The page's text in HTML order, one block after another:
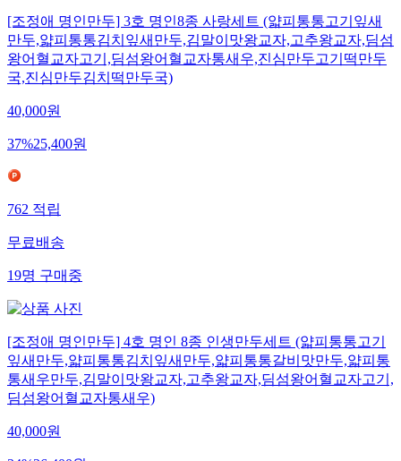
[조정애 명인만두] 3호 명인8종 사랑세트 (얇피통통고기잎새
만두,얇피통통김치잎새만두,김말이맛왕교자,고추왕교자,딤섬
왕어혈교자고기,딤섬왕어혈교자통새우,진심만두고기떡만두
국,진심만두김치떡만두국)
40,000원
37%25,400원
762적립
무료배송
19명구매중
[조정애 명인만두] 4호 명인 8종 인생만두세트 (얇피통통고기
잎새만두,얇피통통김치잎새만두,얇피통통갈비맛만두,얇피통
통새우만두,김말이맛왕교자,고추왕교자,딤섬왕어혈교자고기,
딤섬왕어혈교자통새우)
40,000원